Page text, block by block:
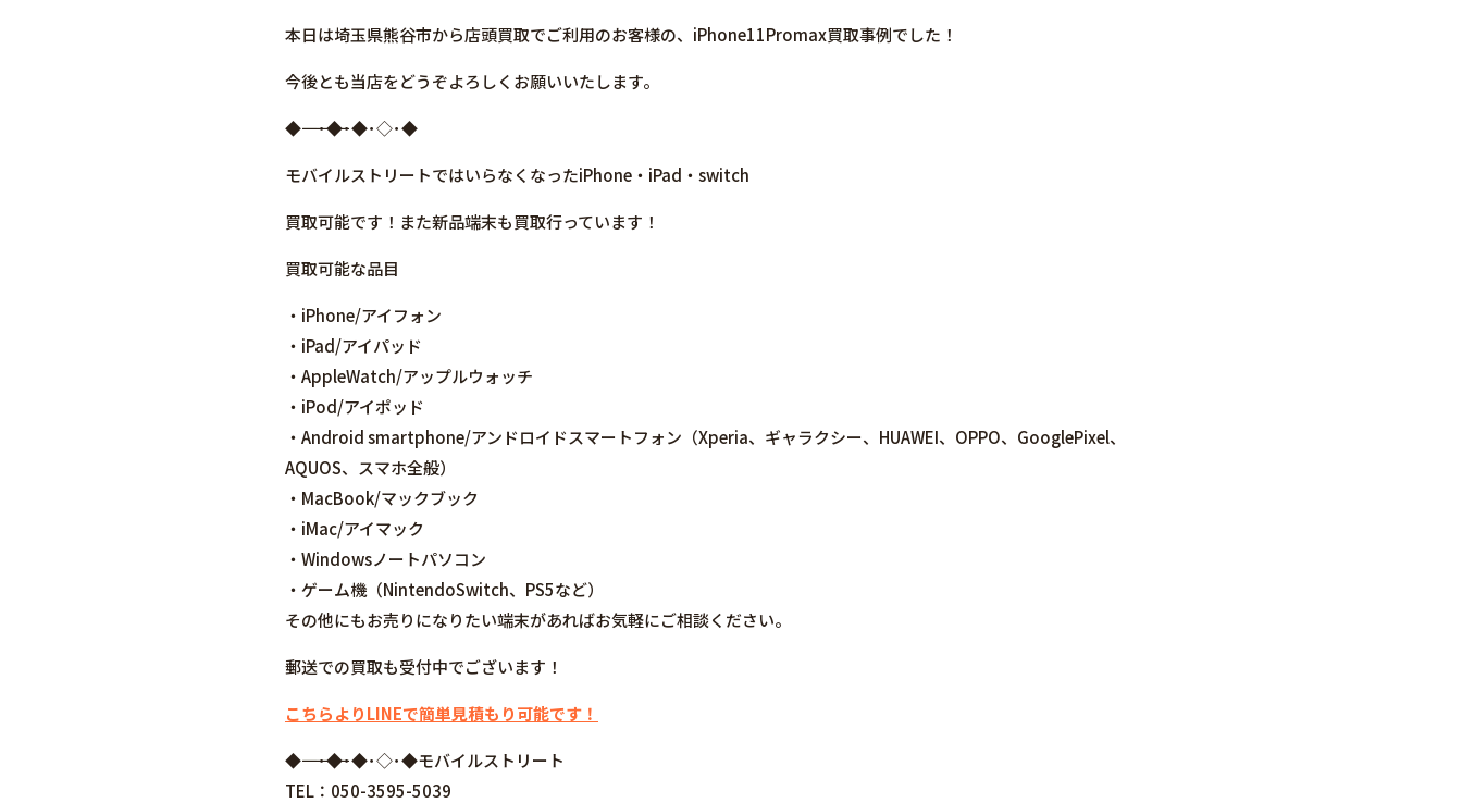
本日は埼玉県熊谷市から店頭買取でご利用のお客様の、iPhone11Promax買取事例でした！
今後とも当店をどうぞよろしくお願いいたします。
◆――――――――――――――――･◆･◆･◇･◆
モバイルストリートではいらなくなったiPhone・iPad・switch
買取可能です！また新品端末も買取行っています！
買取可能な品目
・iPhone/アイフォン
・iPad/アイパッド
・AppleWatch/アップルウォッチ
・iPod/アイポッド
・Android smartphone/アンドロイドスマートフォン（Xperia、ギャラクシー、HUAWEI、OPPO、GooglePixel、
AQUOS、スマホ全般）
・MacBook/マックブック
・iMac/アイマック
・Windowsノートパソコン
・ゲーム機（NintendoSwitch、PS5など）
その他にもお売りになりたい端末があればお気軽にご相談ください。
郵送での買取も受付中でございます！
こちらよりLINEで簡単見積もり可能です！
◆――――――――――――――――･◆･◆･◇･◆モバイルストリート
TEL：050-3595-5039